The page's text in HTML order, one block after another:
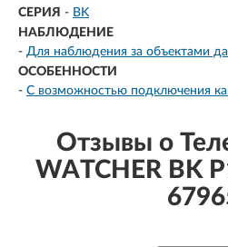
СЕРИЯ - BK
НАБЛЮДЕНИЕ
- Для наблюдения за объектами
ОСОБЕННОСТИ
- С возможностью подключения
Отзывы о
WATCHER BK